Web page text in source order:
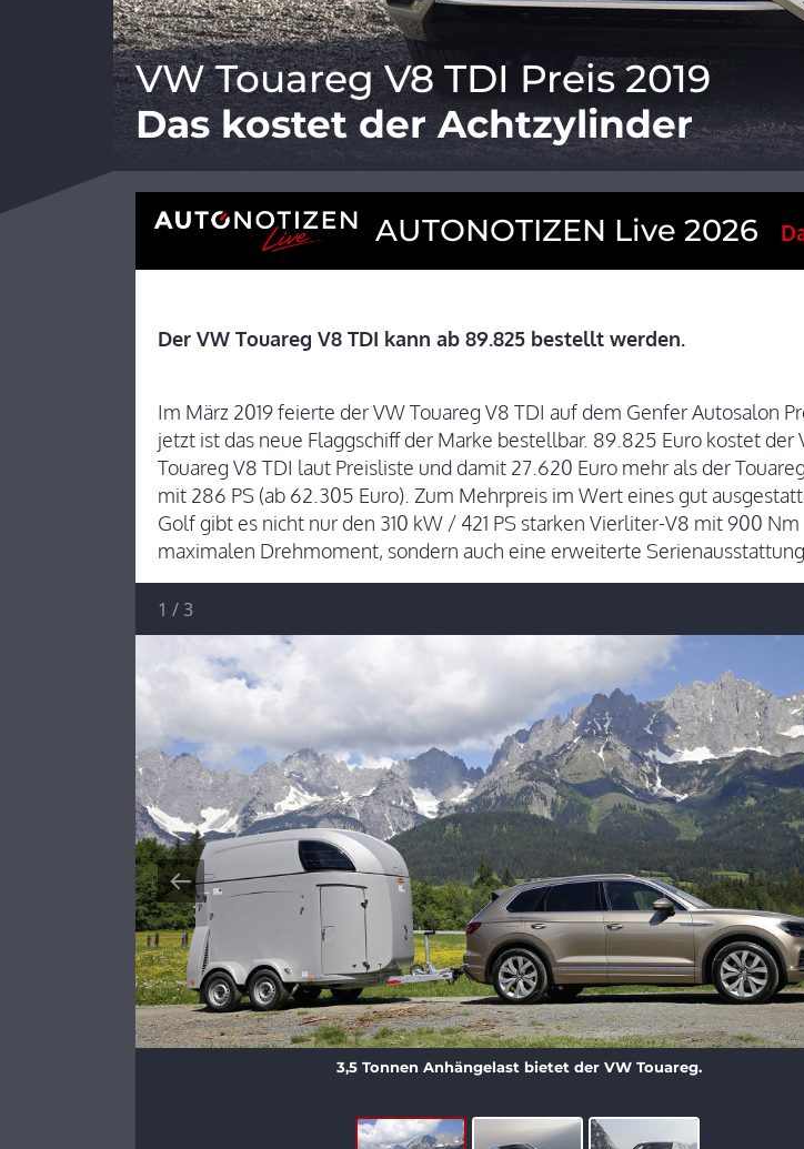
VW Touareg V8 TDI Preis 2019
Das kostet der Achtzylinder
AUTONOTIZEN Live 2026
Der VW Touareg V8 TDI kann ab 89.825 bestellt werden.
Im März 2019 feierte der VW Touareg V8 TDI auf dem Genfer Autosalon
jetzt ist das neue Flaggschiff der Marke bestellbar. 89.825 Euro kostet der
Touareg V8 TDI laut Preisliste und damit 27.620 Euro mehr als der
mit 286 PS (ab 62.305 Euro). Zum Mehrpreis im Wert eines gut
Golf gibt es nicht nur den 310 kW / 421 PS starken Vierliter-V8 mit 900 Nm
maximalen Drehmoment, sondern auch eine erweiterte Serienausstattung.
3,5 Tonnen Anhängelast bietet der VW Touareg.
1 /3